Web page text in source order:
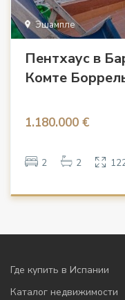
Эшампле
Пентхаус в
Комте
1.180.000 €
2 2
Где купить в Испании
Каталог недвижимости